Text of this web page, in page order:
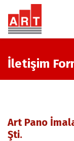
İletişim
Art Pano
Şti.